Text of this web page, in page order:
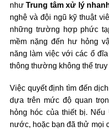
nhưTrung tâm xử lý
nghệ và đội ngũ kỹ thuật
những trường hợp phức
mềm nặng đến hư hỏng
năng làm việc với các ổ
thông thường không thể
Việc quyết định tìm đến
dựa trên mức độ quan
hỏng hóc của thiết bị.
nước, hoặc bạn đã thử mọi